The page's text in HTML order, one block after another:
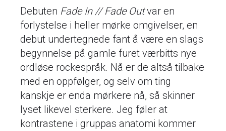
Debuten Fade In // Fade Outvar en
forlystelse i heller mørke omgivelser, en
debut undertegnede fant å være en slags
begynnelse på gamle furet værbitts nye
ordløse rockespråk. Nå er de altså tilbake
med en oppfølger, og selv om ting
kanskje er enda mørkere nå, så skinner
lyset likevel sterkere. Jeg føler at
kontrastene i gruppas anatomi kommer